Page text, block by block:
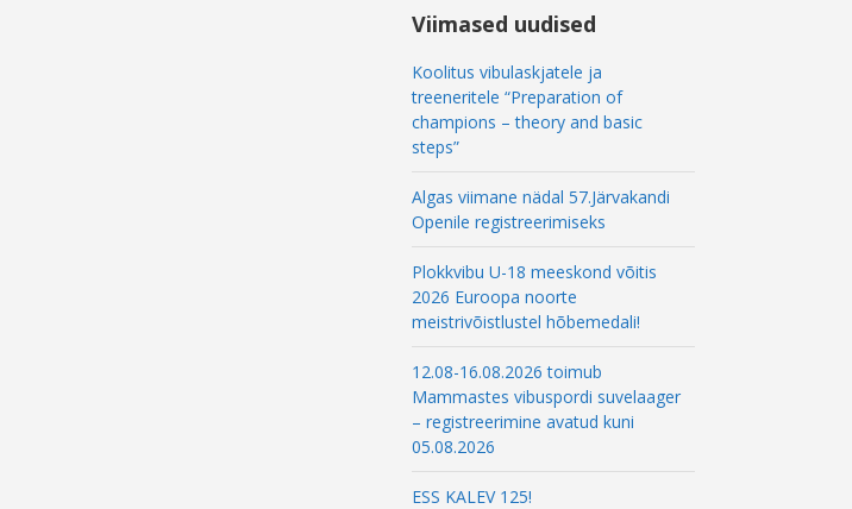
E
m
a
i
l
Viimased uudised
Koolitus vibulaskjatele ja
treeneritele “Preparation of
champions – theory and basic
steps”
Algas viimane nädal 57.Järvakandi
Openile registreerimiseks
Plokkvibu U-18 meeskond võitis
2026 Euroopa noorte
meistrivõistlustel hõbemedali!
12.08-16.08.2026 toimub
Mammastes vibuspordi suvelaager
– registreerimine avatud kuni
05.08.2026
ESS KALEV 125!